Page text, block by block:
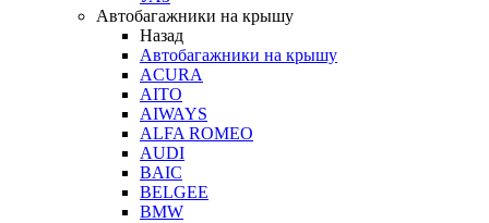
Автобагажники на крышу
Назад
Автобагажники на крышу
ACURA
AITO
AIWAYS
ALFA ROMEO
AUDI
BAIC
BELGEE
BMW